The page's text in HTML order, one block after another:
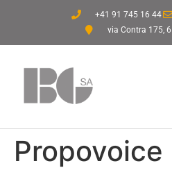
+41 91 745 16 44
via Contra 175,
Propovoice